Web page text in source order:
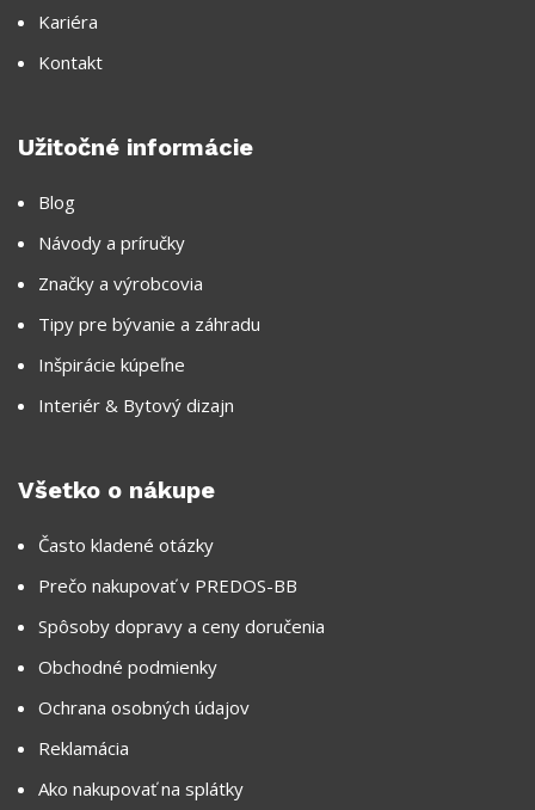
Kariéra
Kontakt
Užitočné informácie
Blog
Návody a príručky
Značky a výrobcovia
Tipy pre bývanie a záhradu
Inšpirácie kúpeľne
Interiér & Bytový dizajn
Všetko o nákupe
Často kladené otázky
Prečo nakupovať v PREDOS-BB
Spôsoby dopravy a ceny doručenia
Obchodné podmienky
Ochrana osobných údajov
Reklamácia
Ako nakupovať na splátky